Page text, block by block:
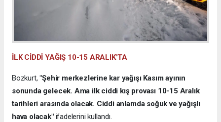
İLK CİDDİ YAĞIŞ 10-15 ARALIK'TA
Bozkurt,"Şehir merkezlerine kar yağışı Kasım ayının
sonunda gelecek. Ama ilk ciddi kış provası 10-15 Aralık
tarihleri arasında olacak. Ciddi anlamda soğuk ve yağışlı
hava olacak"ifadelerini kullandı.